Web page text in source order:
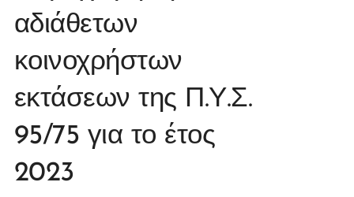
αδιάθετων
κοινοχρήστων
εκτάσεων της Π.Υ.Σ.
95/75 για το έτος
2023